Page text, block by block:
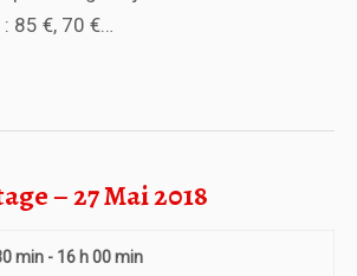
85 €, 70 €…
– 27 Mai 2018
min - 16 h 00 min